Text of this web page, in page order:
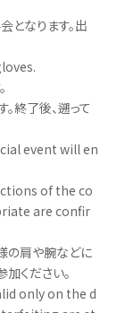
となります。出
終了後、遡って
event will en
of the co
are confir
の肩や腕などに
ください。
only on the d